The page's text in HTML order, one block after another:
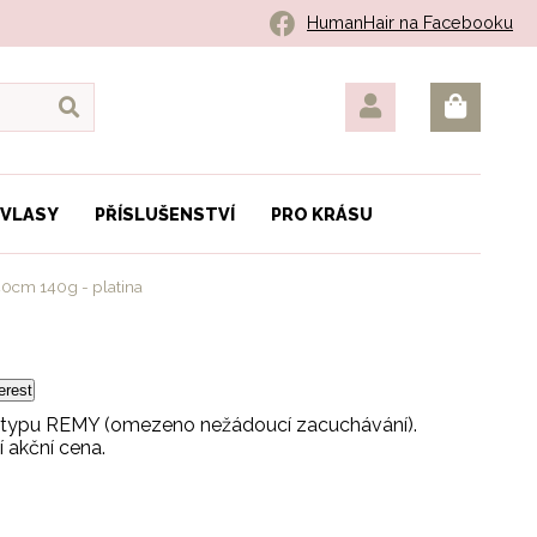
HumanHair na Facebooku
140g - platina
REMY (omezeno nežádoucí zacuchávání).
cena.
PŘÍSLUŠENSTVÍ PRO KRÁSU